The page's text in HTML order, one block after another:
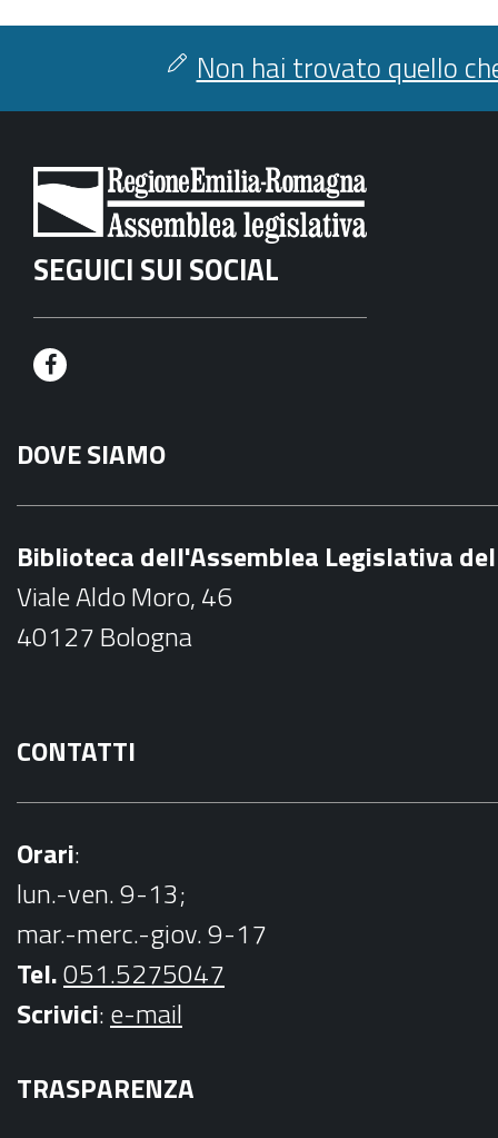
Non hai trovato quello
SEGUICI SUI SOCIAL
F
c
e
k
DOVE SIAMO
Biblioteca dell'Assemblea Legislativa
Viale Aldo Moro, 46
40127 Bologna
CONTATTI
Orari:
lun.-ven. 9-13;
mar.-merc.-giov. 9-17
Tel.051.5275047
Scrivici:e-mail
TRASPARENZA